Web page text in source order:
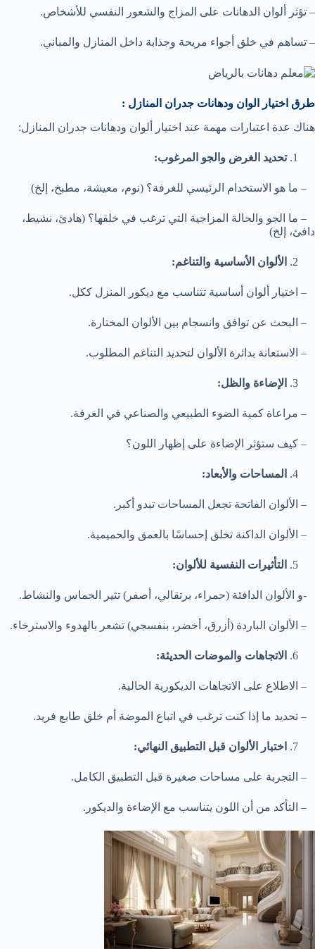
– تؤثر ألوان الدهانات على المزاج والشعور النفسي للأشخاص.
– تساهم في خلق أجواء مريحة وجذابة داخل المنازل والمباني.
طرق اختيار الوان ودهانات جدران المنازل :
هناك عدة اعتبارات مهمة عند اختيار ألوان ودهانات جدران المنازل:
تحديد الغرض والجو المرغوب:
– ما هو الاستخدام الرئيسي للغرفة؟ (نوم، معيشة، مطبخ، إلخ)
– ما الجو والحالة المزاجية التي ترغب في خلقها؟ (هادئ، نشيط،
دافئ، إلخ)
الألوان الأساسية والتناغم:
– اختيار ألوان أساسية تتناسب مع ديكور المنزل ككل.
– البحث عن توافق وانسجام بين الألوان المختارة.
– الاستعانة بدائرة الألوان لتحديد التناغم المطلوب.
الإضاءة والظل:
– مراعاة كمية الضوء الطبيعي والصناعي في الغرفة.
– كيف ستؤثر الإضاءة على إظهار اللون؟
المساحات والأبعاد:
– الألوان الفاتحة تجعل المساحات تبدو أكبر.
– الألوان الداكنة تخلق إحساسًا بالعمق والحميمية.
التأثيرات النفسية للألوان:
-و الألوان الدافئة (حمراء، برتقالي، أصفر) تثير الحماس والنشاط.
– الألوان الباردة (أزرق، أخضر، بنفسجي) تشعر بالهدوء والاسترخاء.
الاتجاهات والموضات الحديثة:
– الاطلاع على الاتجاهات الديكورية الحالية.
– تحديد ما إذا كنت ترغب في اتباع الموضة أم خلق طابع فريد.
اختبار الألوان قبل التطبيق النهائي:
– التجربة على مساحات صغيرة قبل التطبيق الكامل.
– التأكد من أن اللون يتناسب مع الإضاءة والديكور.